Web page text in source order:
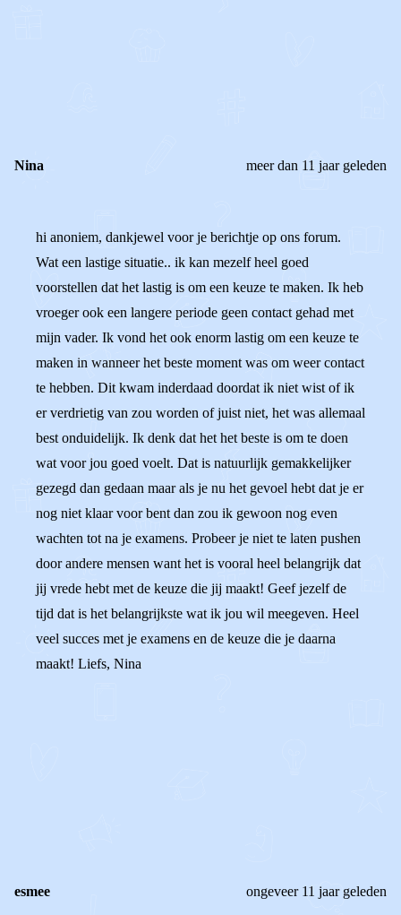
Nina meer dan 11 jaar geleden
hi anoniem, dankjewel voor je berichtje op ons forum.
Wat een lastige situatie.. ik kan mezelf heel goed
voorstellen dat het lastig is om een keuze te maken. Ik heb
vroeger ook een langere periode geen contact gehad met
mijn vader. Ik vond het ook enorm lastig om een keuze te
maken in wanneer het beste moment was om weer contact
te hebben. Dit kwam inderdaad doordat ik niet wist of ik
er verdrietig van zou worden of juist niet, het was allemaal
best onduidelijk. Ik denk dat het het beste is om te doen
wat voor jou goed voelt. Dat is natuurlijk gemakkelijker
gezegd dan gedaan maar als je nu het gevoel hebt dat je er
nog niet klaar voor bent dan zou ik gewoon nog even
wachten tot na je examens. Probeer je niet te laten pushen
door andere mensen want het is vooral heel belangrijk dat
jij vrede hebt met de keuze die jij maakt! Geef jezelf de
tijd dat is het belangrijkste wat ik jou wil meegeven. Heel
veel succes met je examens en de keuze die je daarna
maakt! Liefs, Nina
esmee ongeveer 11 jaar geleden